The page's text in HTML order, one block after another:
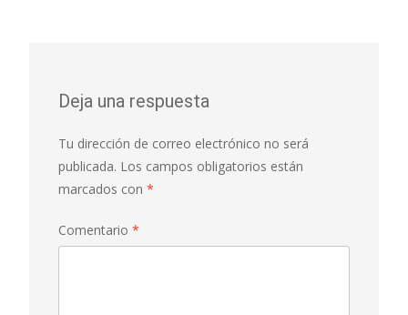
Deja una respuesta
Tu dirección de correo electrónico no será
publicada. Los campos obligatorios están
marcados con *
Comentario *